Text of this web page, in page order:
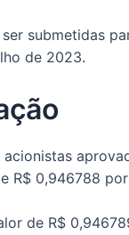
submetidas
de 2023.
acionistas
R$ 0,946788
de R$